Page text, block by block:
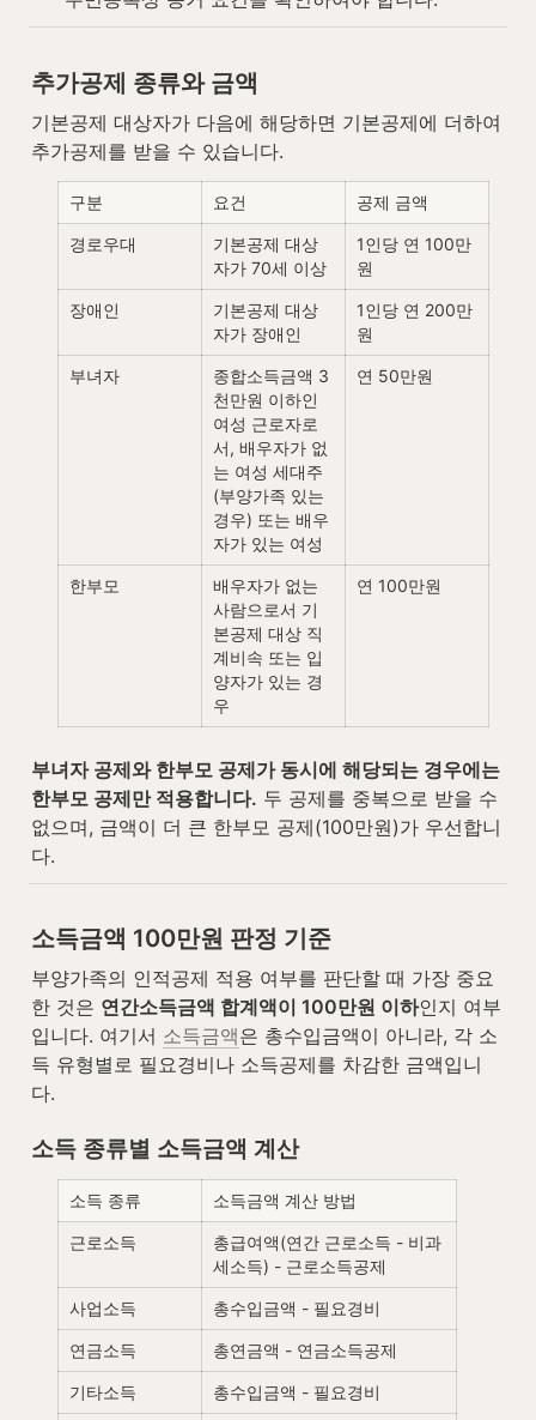
추가공제 종류와 금액
기본공제 대상자가 다음에 해당하면 기본공제에 더하여
추가공제를 받을 수 있습니다.
구분 요건 공제 금액
경로우대
기본공제 대상
자가 70세 이상
1인당 연 100만
원
장애인
기본공제 대상
자가 장애인
1인당 연 200만
원
부녀자
종합소득금액 3
천만원 이하인
여성 근로자로
서, 배우자가 없
는 여성 세대주
(부양가족 있는
경우) 또는 배우
자가 있는 여성
연 50만원
한부모
배우자가 없는
사람으로서 기
본공제 대상 직
계비속 또는 입
양자가 있는 경
우
연 100만원
부녀자 공제와 한부모 공제가 동시에 해당되는 경우에는
한부모 공제만 적용합니다. 두 공제를 중복으로 받을 수
없으며, 금액이 더 큰 한부모 공제(100만원)가 우선합니
다.
소득금액 100만원 판정 기준
부양가족의 인적공제 적용 여부를 판단할 때 가장 중요
한 것은 연간소득금액 합계액이 100만원 이하인지 여부
입니다. 여기서 소득금액은 총수입금액이 아니라, 각 소
득 유형별로 필요경비나 소득공제를 차감한 금액입니
다.
소득 종류별 소득금액 계산
소득 종류 소득금액 계산 방법
근로소득
총급여액(연간 근로소득 - 비과
세소득) - 근로소득공제
사업소득 총수입금액 - 필요경비
연금소득 총연금액 - 연금소득공제
기타소득 총수입금액 - 필요경비